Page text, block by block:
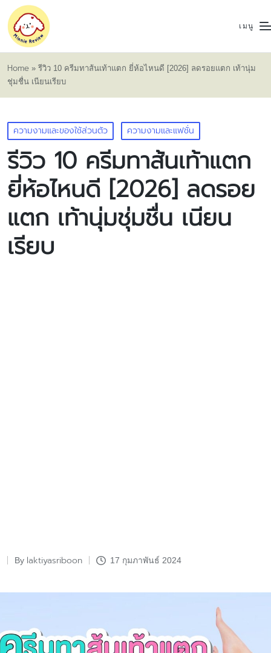
เมนู
Home » รีวิว 10 ครีมทาส้นเท้าแตก ยี่ห้อไหนดี [2026] ลดรอยแตก เท้านุ่ม
ชุ่มชื่น เนียนเรียบ
Posted
in
ความงามและของใช้ส่วนตัว ความงามและแฟชั่น
รีวิว 10 ครีมทาส้นเท้าแตก
ยี่ห้อไหนดี [2026] ลดรอย
แตก เท้านุ่มชุ่มชื่น เนียน
เรียบ
Posted
By laktiyasriboon 17 กุมภาพันธ์ 2024